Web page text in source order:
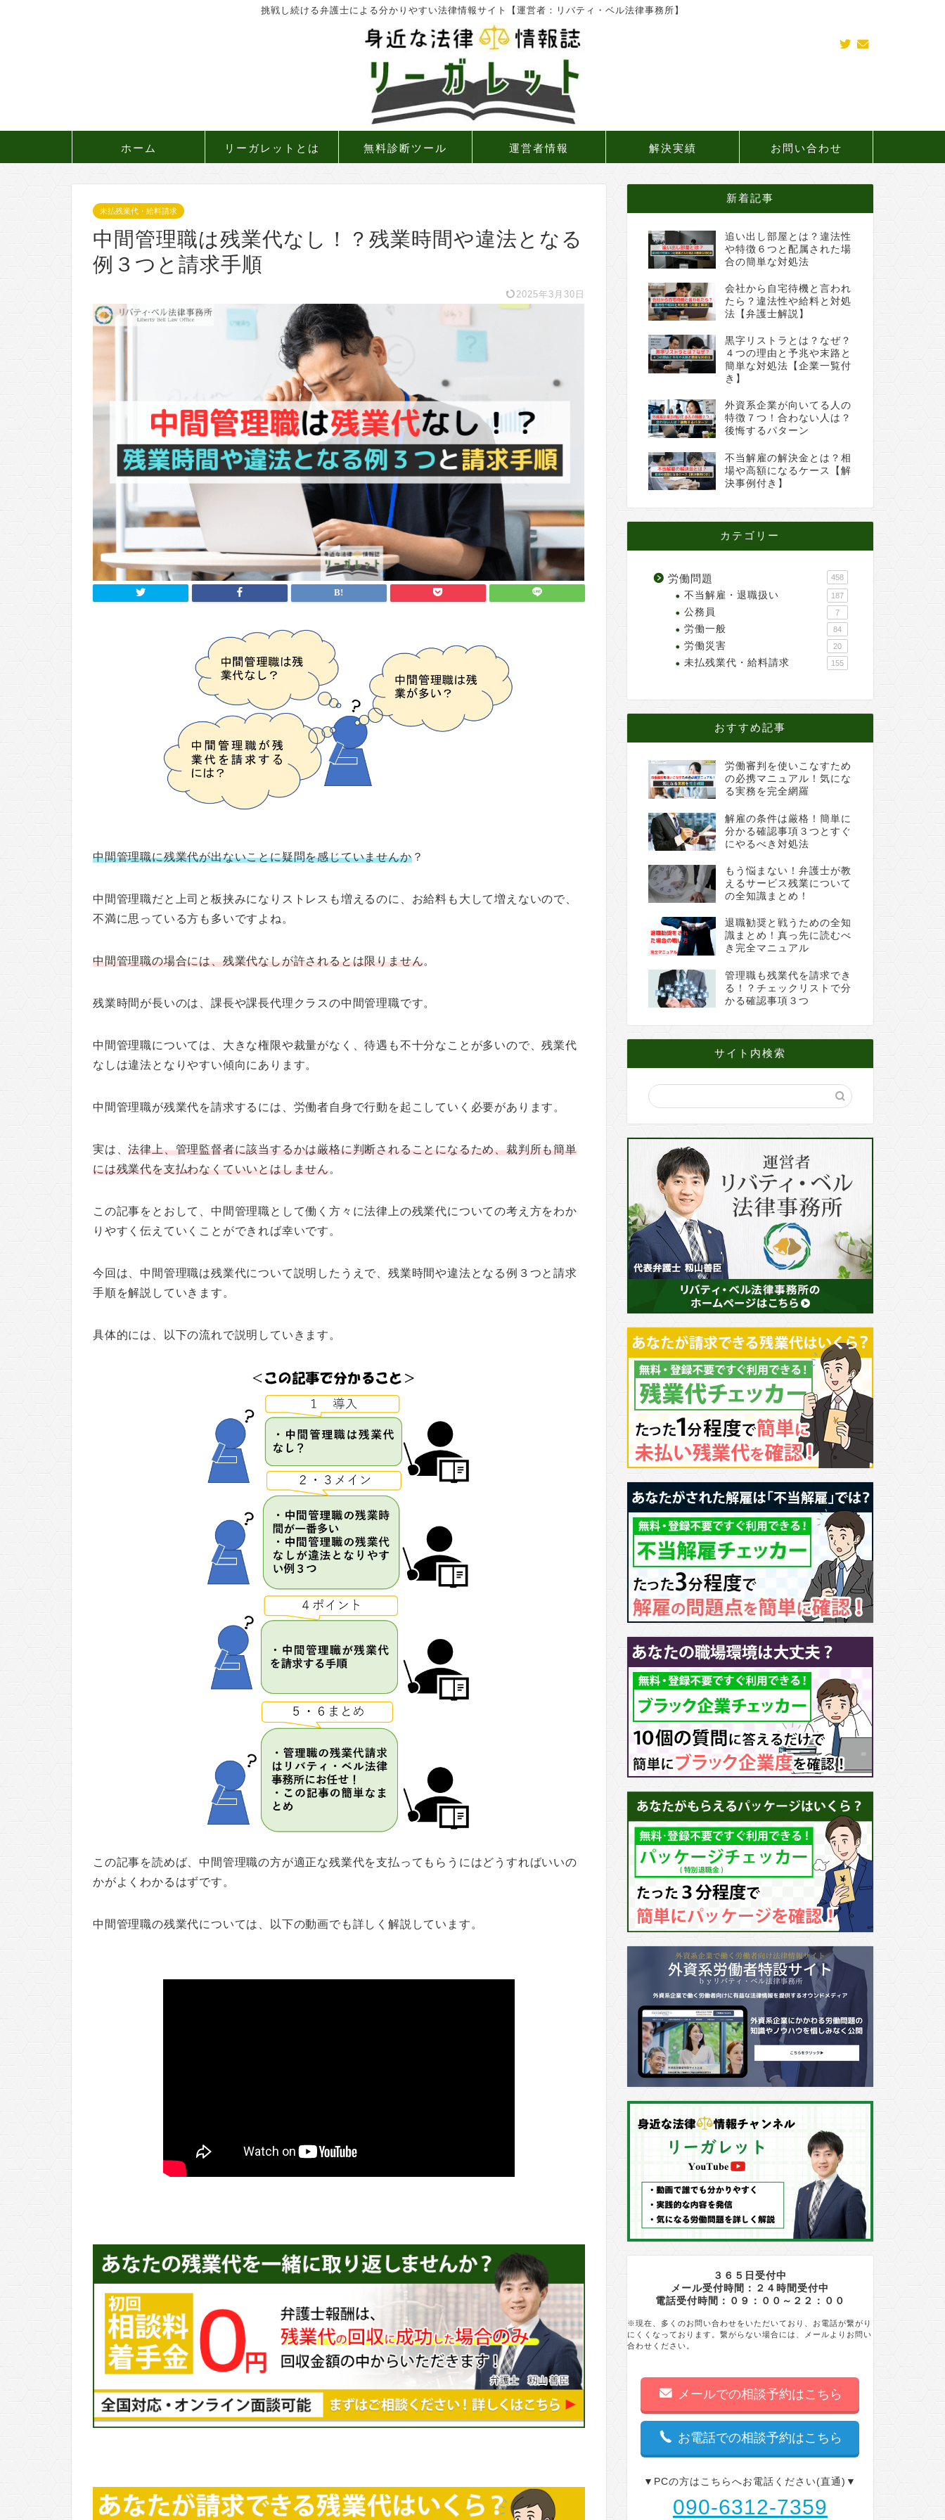
挑戦し続ける弁護士による分かりやすい法律情報サイト【運営者：リバティ・ベル法律事務所】
ホーム リーガレットとは 無料診断ツール 運営者情報 解決実績 お問い合わせ
未払残業代・給料請求
中間管理職は残業代なし！？残業時間や違法となる
例３つと請求手順
2025年3月30日
中間管理職に残業代が出ないことに疑問を感じていませんか？
中間管理職だと上司と板挟みになりストレスも増えるのに、お給料も大して増えないので、
不満に思っている方も多いですよね。
中間管理職の場合には、残業代なしが許されるとは限りません。
残業時間が長いのは、課長や課長代理クラスの中間管理職です。
中間管理職については、大きな権限や裁量がなく、待遇も不十分なことが多いので、残業代
なしは違法となりやすい傾向にあります。
中間管理職が残業代を請求するには、労働者自身で行動を起こしていく必要があります。
実は、法律上、管理監督者に該当するかは厳格に判断されることになるため、裁判所も簡単
には残業代を支払わなくていいとはしません。
この記事をとおして、中間管理職として働く方々に法律上の残業代についての考え方をわか
りやすく伝えていくことができれば幸いです。
今回は、中間管理職は残業代について説明したうえで、残業時間や違法となる例３つと請求
手順を解説していきます。
具体的には、以下の流れで説明していきます。
この記事を読めば、中間管理職の方が適正な残業代を支払ってもらうにはどうすればいいの
かがよくわかるはずです。
中間管理職の残業代については、以下の動画でも詳しく解説しています。
新着記事
追い出し部屋とは？違法性
や特徴６つと配属された場
合の簡単な対処法
会社から自宅待機と言われ
たら？違法性や給料と対処
法【弁護士解説】
黒字リストラとは？なぜ？
４つの理由と予兆や末路と
簡単な対処法【企業一覧付
き】
外資系企業が向いてる人の
特徴７つ！合わない人は？
後悔するパターン
不当解雇の解決金とは？相
場や高額になるケース【解
決事例付き】
カテゴリー
労働問題 458
不当解雇・退職扱い 187
公務員 7
労働一般 84
労働災害 20
未払残業代・給料請求 155
おすすめ記事
労働審判を使いこなすため
の必携マニュアル！気にな
る実務を完全網羅
解雇の条件は厳格！簡単に
分かる確認事項３つとすぐ
にやるべき対処法
もう悩まない！弁護士が教
えるサービス残業について
の全知識まとめ！
退職勧奨と戦うための全知
識まとめ！真っ先に読むべ
き完全マニュアル
管理職も残業代を請求でき
る！？チェックリストで分
かる確認事項３つ
サイト内検索
３６５日受付中
メール受付時間：２４時間受付中
電話受付時間：０９：００～２２：００
※現在、多くのお問い合わせをいただいており、お電話が繋がり
にくくなっております。繋がらない場合には、メールよりお問い
合わせください。
メールでの相談予約はこちら
お電話での相談予約はこちら
▼PCの方はこちらへお電話ください(直通)▼
090-6312-7359